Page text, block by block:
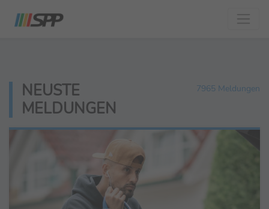
NEUSTE
MELDUNGEN
7965 Meldungen